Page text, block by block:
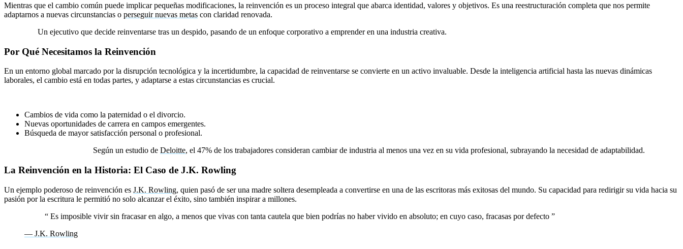
Mientras que el cambio común puede implicar pequeñas modificaciones, la reinvención es un proceso integral que abarca identidad, valores y objetivos. Es una reestructuración completa que nos permite
adaptarnos a nuevas circunstancias o perseguir nuevas metas con claridad renovada.
Un ejecutivo que decide reinventarse tras un despido, pasando de un enfoque corporativo a emprender en una industria creativa.
Por Qué Necesitamos la Reinvención
En un entorno global marcado por la disrupción tecnológica y la incertidumbre, la capacidad de reinventarse se convierte en un activo invaluable. Desde la inteligencia artificial hasta las nuevas dinámicas
laborales, el cambio está en todas partes, y adaptarse a estas circunstancias es crucial.
Cambios de vida como la paternidad o el divorcio.
Nuevas oportunidades de carrera en campos emergentes.
Búsqueda de mayor satisfacción personal o profesional.
Según un estudio de Deloitte, el 47% de los trabajadores consideran cambiar de industria al menos una vez en su vida profesional, subrayando la necesidad de adaptabilidad.
La Reinvención en la Historia: El Caso de J.K. Rowling
Un ejemplo poderoso de reinvención es J.K. Rowling, quien pasó de ser una madre soltera desempleada a convertirse en una de las escritoras más exitosas del mundo. Su capacidad para redirigir su vida hacia su
pasión por la escritura le permitió no solo alcanzar el éxito, sino también inspirar a millones.
“ Es imposible vivir sin fracasar en algo, a menos que vivas con tanta cautela que bien podrías no haber vivido en absoluto; en cuyo caso, fracasas por defecto ”
— J.K. Rowling